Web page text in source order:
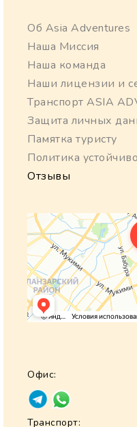
Об Asia Adventures
Наша Миссия
Наша команда
Наши лицензии и
Транспорт ASIA
Защита личных
Памятка туристу
Политика
Отзывы
Офис:
Транспорт: